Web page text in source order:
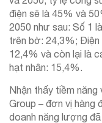
điện sẽ là 45% và
2050 như sau: Số 1
trên bờ: 24,3%; Điện
12,4% và còn lại là
hạt nhân: 15,4%.
Nhận thấy tiềm
Group – đơn vị hàng
doanh năng lượng